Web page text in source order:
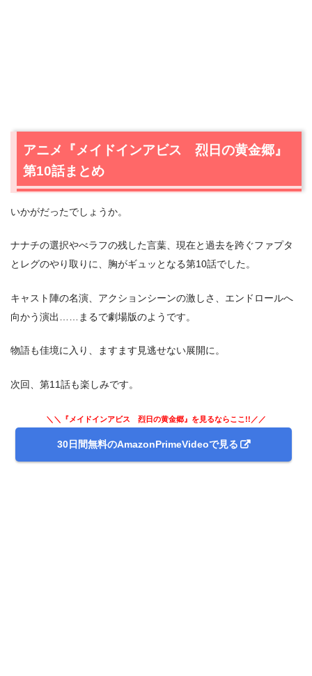
アニメ『メイドインアビス 烈日の黄金郷』
第10話まとめ
いかがだったでしょうか。
ナナチの選択やべラフの残した言葉、現在と過去を跨ぐファプタ
とレグのやり取りに、胸がギュッとなる第10話でした。
キャスト陣の名演、アクションシーンの激しさ、エンドロールへ
向かう演出……まるで劇場版のようです。
物語も佳境に入り、ますます見逃せない展開に。
次回、第11話も楽しみです。
＼＼『メイドインアビス 烈日の黄金郷』を見るならここ!!／／
30日間無料のAmazonPrimeVideoで見る